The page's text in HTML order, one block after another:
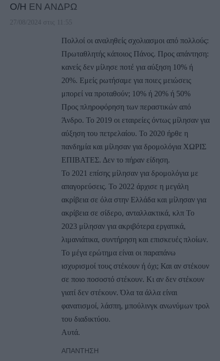
Ο/Η ΕΝ ΑΝΔΡΩ
27/08/2024 στις 11:55
Πολλοί οι αναληθείς σχολιασμοι από πολλούς:
Πρωταθλητής κάποιος Πάνος. Προς απάντηση:
κανείς δεν μίλησε ποτέ για αύξηση 10% ή
20%. Εμείς ρωτήσαμε για ποιες μειώσεις
μπορεί να προταθούν; 10% ή 20% ή 50%
Προς πληροφόρηση των περαστικών από
Άνδρο. Το 2019 οι εταιρείες όντως μίλησαν για
αύξηση του πετρελαίου. Το 2020 ήρθε η
πανδημία και μίλησαν για δρομολόγια ΧΩΡΙΣ
ΕΠΙΒΑΤΕΣ. Δεν το πήραν είδηση.
Το 2021 επίσης μίλησαν για δρομολόγια με
απαγορεύσεις. Το 2022 άρχισε η μεγάλη
ακρίβεια σε όλα στην Ελλάδα και μίλησαν για
ακρίβεια σε σίδερο, ανταλλακτικά, κλπ Το
2023 μίλησαν για ακριβότερα εργατικά,
λιμανιάτικα, συντήρηση και επισκευές πλοίων.
Το μέγα ερώτημα είναι οι παραπάνω
ισχυρισμοί τους στέκουν ή όχι; Και αν στέκουν
σε ποιο ποσοστό στέκουν. Κι αν δεν στέκουν
γιατί δεν στέκουν. Όλα τα άλλα είναι
φανατισμοί, λάσπη, μπούλινγκ ανωνύμων τρολ
του διαδικτύου.
Αυτά.
ΑΠΆΝΤΗΣΗ